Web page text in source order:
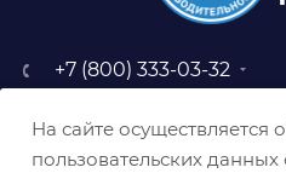
+7 (800) 333-03-32
baz@belabraziv.ru
На сайте осуществляется
пользовательских